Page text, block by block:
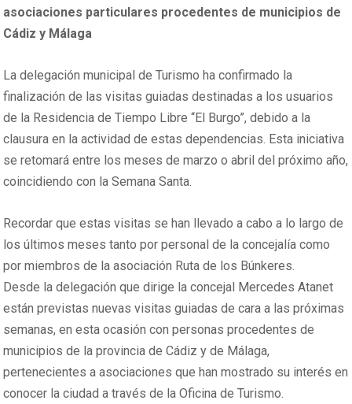
asociaciones particulares procedentes de municipios de
Cádiz y Málaga
La delegación municipal de Turismo ha confirmado la
finalización de las visitas guiadas destinadas a los usuarios
de la Residencia de Tiempo Libre “El Burgo”, debido a la
clausura en la actividad de estas dependencias. Esta iniciativa
se retomará entre los meses de marzo o abril del próximo año,
coincidiendo con la Semana Santa.
Recordar que estas visitas se han llevado a cabo a lo largo de
los últimos meses tanto por personal de la concejalía como
por miembros de la asociación Ruta de los Búnkeres.
Desde la delegación que dirige la concejal Mercedes Atanet
están previstas nuevas visitas guiadas de cara a las próximas
semanas, en esta ocasión con personas procedentes de
municipios de la provincia de Cádiz y de Málaga,
pertenecientes a asociaciones que han mostrado su interés en
conocer la ciudad a través de la Oficina de Turismo.